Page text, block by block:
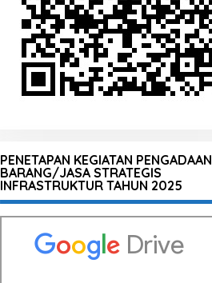
PENETAPAN KEGIATAN PENGADAAN
BARANG/JASA STRATEGIS
INFRASTRUKTUR TAHUN 2025